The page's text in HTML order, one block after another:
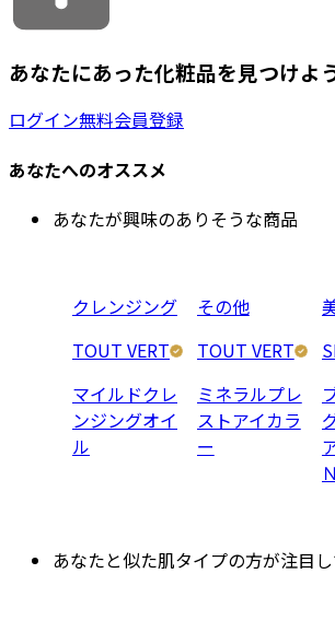
あなたにあった化粧品を見つけよ
ログイン無料会員登録
あなたへのオススメ
あなたが興味のありそうな商品
クレンジング
TOUT VERT
マイルドクレ
ンジングオイ
ル
その他
TOUT VERT
ミネラルプレ
ストアイカラ
ー
Ｎ
あなたと似た肌タイプの方が注目